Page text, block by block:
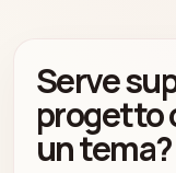
Serve
progetto
un tema?